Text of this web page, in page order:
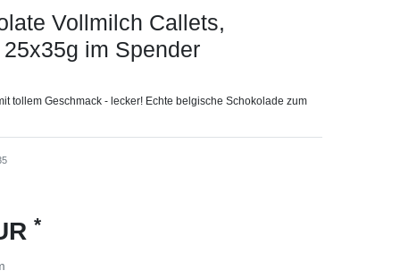
Vollmilch Callets,
im Spender
tollem Geschmack - lecker! Echte belgische Schokolade zum
*